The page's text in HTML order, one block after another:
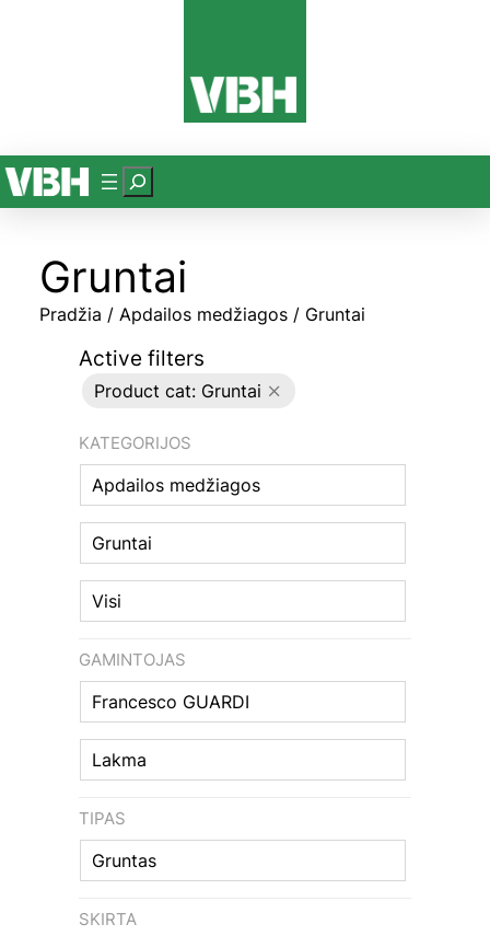
P
a
e
š
k
a
Gruntai
Pradžia / Apdailos medžiagos/ Gruntai
Active filters
Product cat: Gruntai
KATEGORIJOS
Apdailos medžiagos
Gruntai
Visi
GAMINTOJAS
Francesco GUARDI
Lakma
TIPAS
Gruntas
SKIRTA